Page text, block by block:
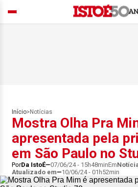
Início> Notícias
Mostra Olha Pra
apresentada pela
em São Paulo no
PorDa IstoÉ 07/06/24 - 15h48minEm
Atualizado em
10/06/24 - 01h52min